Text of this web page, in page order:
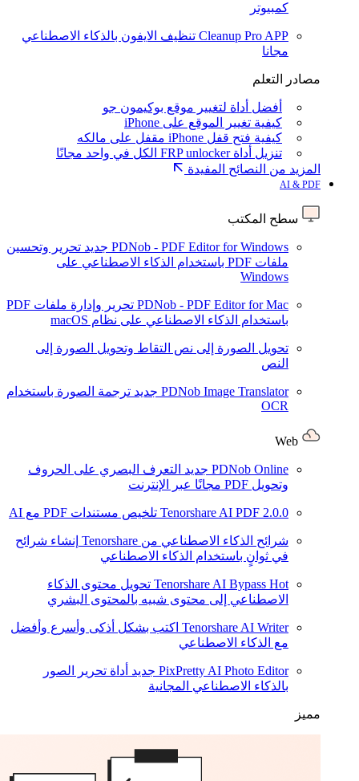
كمبيوتر
Cleanup Pro APP تنظيف الايفون بالذكاء الاصطناعي
مجانا
مصادر التعلم
أفضل أداة لتغيير موقع بوكيمون جو
كيفية تغيير الموقع على iPhone
كيفية فتح قفل iPhone مقفل على مالكه
تنزيل أداة FRP unlocker الكل في واحد مجانًا
المزيد من النصائح المفيدة
AI & PDF
سطح المكتب
PDNob - PDF Editor for Windows جديد تحرير وتحسين
ملفات PDF باستخدام الذكاء الاصطناعي على
Windows
PDNob - PDF Editor for Mac
تحرير وإدارة ملفات PDF
باستخدام الذكاء الاصطناعي على نظام macOS
تحويل الصورة إلى نص التقاط وتحويل الصورة إلى
النص
PDNob Image Translator جديد ترجمة الصورة باستخدام
OCR
PDNob Online جديد التعرف البصري على الحروف
وتحويل PDF مجانًا عبر الإنترنت
Tenorshare AI PDF 2.0.0 تلخيص مستندات PDF مع AI
شرائح الذكاء الاصطناعي من Tenorshare
إنشاء شرائح
في ثوانٍ باستخدام الذكاء الاصطناعي
Tenorshare AI Bypass Hot
تحويل محتوى الذكاء
الاصطناعي إلى محتوى شبيه بالمحتوى البشري
Tenorshare AI Writer اكتب بشكل أذكى وأسرع وأفضل
مع الذكاء الاصطناعي
PixPretty AI Photo Editor جديد أداة تحرير الصور
بالذكاء الاصطناعي المجانية
مميز